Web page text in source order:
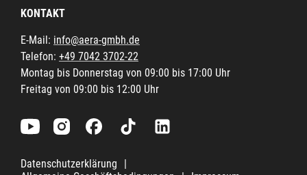
KONTAKT
E-Mail: info@aera-gmbh.de
Telefon: +49 7042 3702-22
Montag bis Donnerstag von 09:00 bis 17:00 Uhr
Freitag von 09:00 bis 12:00 Uhr
Datenschutzerklärung
|